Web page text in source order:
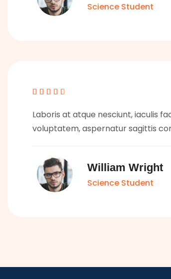
Science Student
    
Laboris at atque nesciunt, iaculis
voluptatem, aspernatur sagittis
William Wright
Science Student